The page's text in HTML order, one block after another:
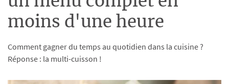
moins d'une heure
Comment gagner du temps au quotidien dans la cuisine ?
Réponse : la multi-cuisson !